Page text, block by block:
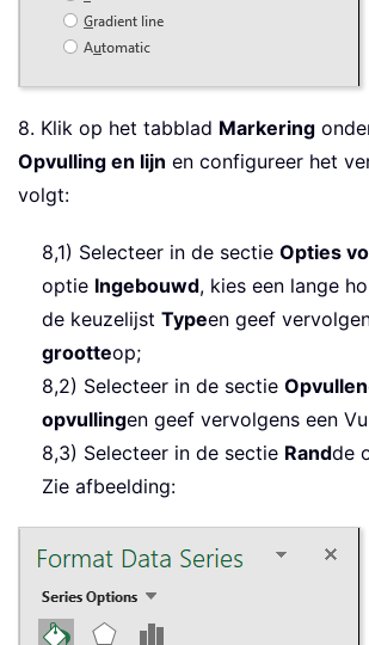
8. Klik op het tabblad Markering
Opvulling en lijn en configureer het
volgt:
8,1) Selecteer in de sectie Opties
optie Ingebouwd, kies een lange
de keuzelijst Typeen geef
grootteop;
8,2) Selecteer in de sectie Opvullen
opvullingen geef vervolgens een
8,3) Selecteer in de sectie Randde
Zie afbeelding: